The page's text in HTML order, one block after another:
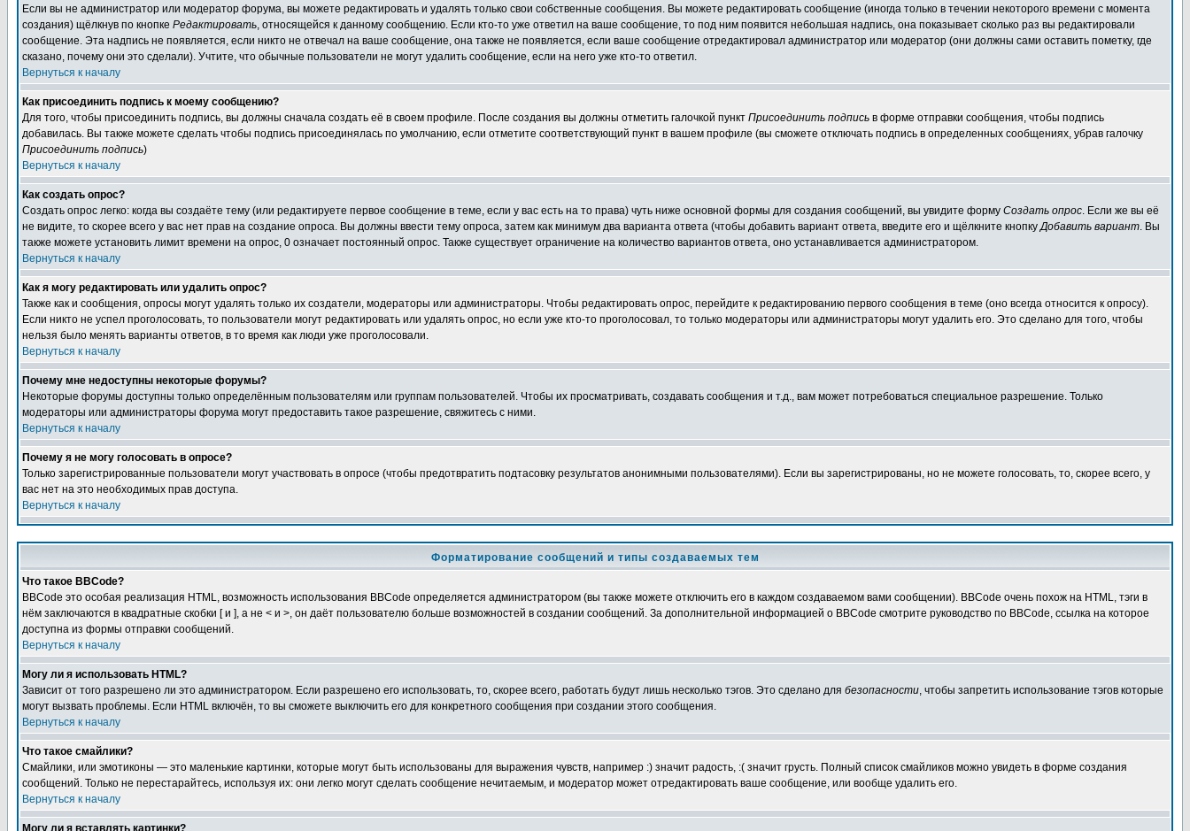
Если вы не администратор или модератор форума, вы можете редактировать и удалять только свои собственные сообщения. Вы можете редактировать сообщение (иногда только в течении некоторого времени с момента
создания) щёлкнув по кнопке Редактировать, относящейся к данному сообщению. Если кто-то уже ответил на ваше сообщение, то под ним появится небольшая надпись, она показывает сколько раз вы редактировали
сообщение. Эта надпись не появляется, если никто не отвечал на ваше сообщение, она также не появляется, если ваше сообщение отредактировал администратор или модератор (они должны сами оставить пометку, где
сказано, почему они это сделали). Учтите, что обычные пользователи не могут удалить сообщение, если на него уже кто-то ответил.
Вернуться к началу
Как присоединить подпись к моему сообщению?
Для того, чтобы присоединить подпись, вы должны сначала создать её в своем профиле. После создания вы должны отметить галочкой пункт Присоединить подпись в форме отправки сообщения, чтобы подпись
добавилась. Вы также можете сделать чтобы подпись присоединялась по умолчанию, если отметите соответствующий пункт в вашем профиле (вы сможете отключать подпись в определенных сообщениях, убрав галочку
Присоединить подпись)
Вернуться к началу
Как создать опрос?
Создать опрос легко: когда вы создаёте тему (или редактируете первое сообщение в теме, если у вас есть на то права) чуть ниже основной формы для создания сообщений, вы увидите форму Создать опрос. Если же вы её
не видите, то скорее всего у вас нет прав на создание опроса. Вы должны ввести тему опроса, затем как минимум два варианта ответа (чтобы добавить вариант ответа, введите его и щёлкните кнопкуДобавить вариант. Вы
также можете установить лимит времени на опрос, 0 означает постоянный опрос. Также существует ограничение на количество вариантов ответа, оно устанавливается администратором.
Вернуться к началу
Как я могу редактировать или удалить опрос?
Также как и сообщения, опросы могут удалять только их создатели, модераторы или администраторы. Чтобы редактировать опрос, перейдите к редактированию первого сообщения в теме (оно всегда относится к опросу).
Если никто не успел проголосовать, то пользователи могут редактировать или удалять опрос, но если уже кто-то проголосовал, то только модераторы или администраторы могут удалить его. Это сделано для того, чтобы
нельзя было менять варианты ответов, в то время как люди уже проголосовали.
Вернуться к началу
Почему мне недоступны некоторые форумы?
Некоторые форумы доступны только определённым пользователям или группам пользователей. Чтобы их просматривать, создавать сообщения и т.д., вам может потребоваться специальное разрешение. Только
модераторы или администраторы форума могут предоставить такое разрешение, свяжитесь с ними.
Вернуться к началу
Почему я не могу голосовать в опросе?
Только зарегистрированные пользователи могут участвовать в опросе (чтобы предотвратить подтасовку результатов анонимными пользователями). Если вы зарегистрированы, но не можете голосовать, то, скорее всего, у
вас нет на это необходимых прав доступа.
Вернуться к началу
Форматирование сообщений и типы создаваемых тем
Что такое BBCode?
BBCode это особая реализация HTML, возможность использования BBCode определяется администратором (вы также можете отключить его в каждом создаваемом вами сообщении). BBCode очень похож на HTML, тэги в
нём заключаются в квадратные скобки [ и ], а не < и >, он даёт пользователю больше возможностей в создании сообщений. За дополнительной информацией о BBCode смотрите руководство по BBCode, ссылка на которое
доступна из формы отправки сообщений.
Вернуться к началу
Могу ли я использовать HTML?
Зависит от того разрешено ли это администратором. Если разрешено его использовать, то, скорее всего, работать будут лишь несколько тэгов. Это сделано для безопасности, чтобы запретить использование тэгов которые
могут вызвать проблемы. Если HTML включён, то вы сможете выключить его для конкретного сообщения при создании этого сообщения.
Вернуться к началу
Что такое смайлики?
Смайлики, или эмотиконы — это маленькие картинки, которые могут быть использованы для выражения чувств, например :) значит радость, :( значит грусть. Полный список смайликов можно увидеть в форме создания
сообщений. Только не перестарайтесь, используя их: они легко могут сделать сообщение нечитаемым, и модератор может отредактировать ваше сообщение, или вообще удалить его.
Вернуться к началу
Могу ли я вставлять картинки?